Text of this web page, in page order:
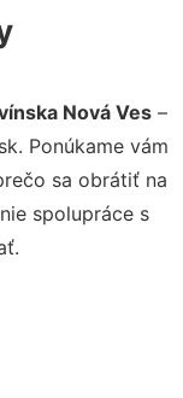
Nová Ves –
Ponúkame vám
sa obrátiť na
spolupráce s